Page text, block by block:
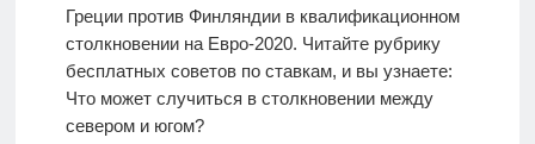
Греции против Финляндии в квалификационном
столкновении на Евро-2020. Читайте рубрику
бесплатных советов по ставкам, и вы узнаете:
Что может случиться в столкновении между
севером и югом?